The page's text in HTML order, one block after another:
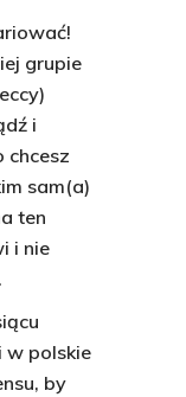
grupie
i
chcesz
sam(a)
ten
i nie
w polskie
by